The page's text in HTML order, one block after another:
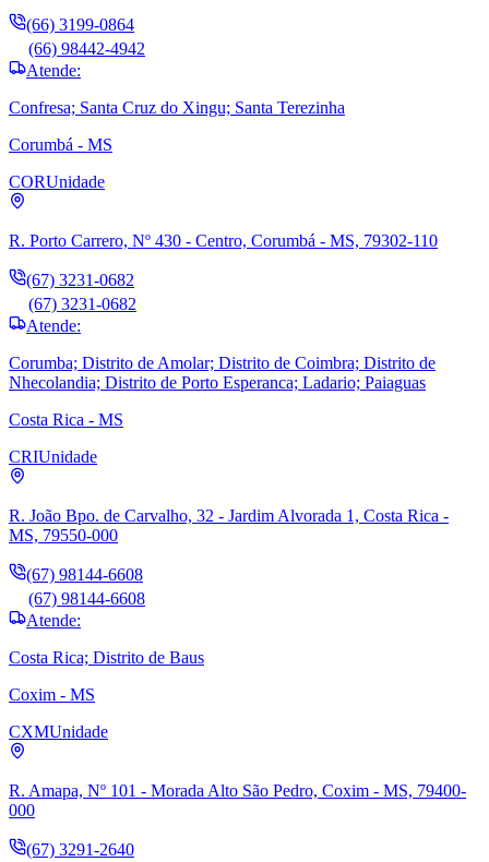
(66) 3199-0864
(66) 98442-4942
Atende:
Confresa; Santa Cruz do Xingu; Santa Terezinha
Corumbá - MS
CORUnidade
R. Porto Carrero, Nº 430 - Centro, Corumbá - MS, 79302-110
(67) 3231-0682
(67) 3231-0682
Atende:
Corumba; Distrito de Amolar; Distrito de Coimbra; Distrito de
Nhecolandia; Distrito de Porto Esperanca; Ladario; Paiaguas
Costa Rica - MS
CRIUnidade
R. João Bpo. de Carvalho, 32 - Jardim Alvorada 1, Costa Rica -
MS, 79550-000
(67) 98144-6608
(67) 98144-6608
Atende:
Costa Rica; Distrito de Baus
Coxim - MS
CXMUnidade
R. Amapa, Nº 101 - Morada Alto São Pedro, Coxim - MS, 79400-
000
(67) 3291-2640